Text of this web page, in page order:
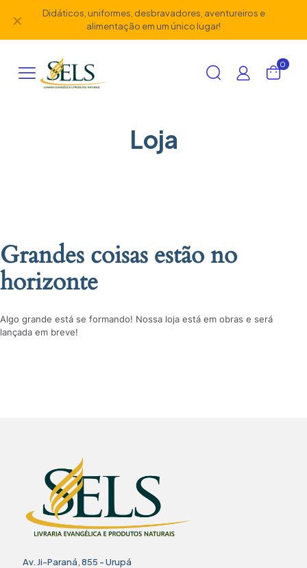
Didáticos, uniformes, desbravadores, aventureiros e
alimentação em um único lugar!
✕
0
Loja
Grandes coisas estão no
horizonte
Algo grande está se formando! Nossa loja está em obras e será
lançada em breve!
Av. Ji-Paraná, 855 - Urupá